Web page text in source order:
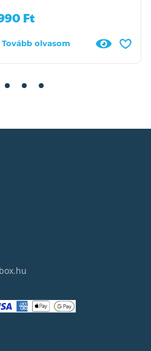
Ft
Tovább olvasom